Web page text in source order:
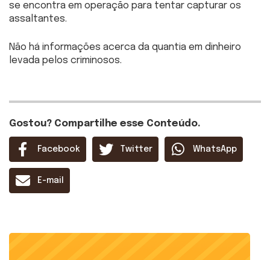
se encontra em operação para tentar capturar os
assaltantes.
Não há informações acerca da quantia em dinheiro
levada pelos criminosos.
Gostou? Compartilhe esse Conteúdo.
Facebook Twitter WhatsApp
E-mail